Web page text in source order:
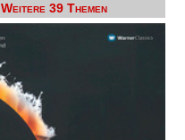
Weitere 39 Themen